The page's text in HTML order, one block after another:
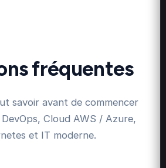
fréquentes
savoir avant de commencer
Cloud AWS / Azure,
et IT moderne.